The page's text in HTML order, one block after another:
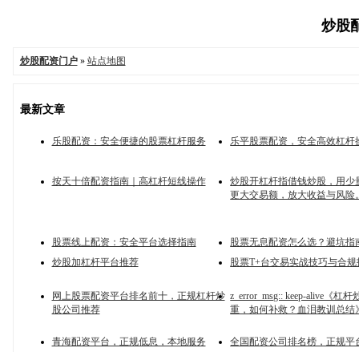
炒股
炒股配资门户» 站点地图
最新文章
乐股配资：安全便捷的股票杠杆服务 乐平股票配资，安全高效杠杆
按天十倍配资指南｜高杠杆短线操作
炒股开杠杆指借钱炒股，用少
更大交易额，放大收益与风险
股票线上配资：安全平台选择指南
股票无息配资怎么选？避坑指
炒股加杠杆平台推荐
股票T+台交易实战技巧与合规
网上股票配资平台排名前十，正规杠杆炒
股公司推荐
z_error_msg:: keep-alive《杠杆
重，如何补救？血泪教训总结
青海配资平台，正规低息，本地服务 全国配资公司排名榜，正规平